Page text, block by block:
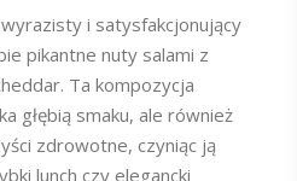
i satysfakcjonujący
pikantne nuty salami z
Ta kompozycja
głębią smaku, ale również
zdrowotne, czyniąc ją
lunch czy elegancki